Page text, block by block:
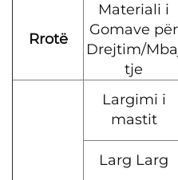
Rrotë
Materiali i
Gomave për
Drejtim/
tje
Largimi i
mastit
Larg Larg